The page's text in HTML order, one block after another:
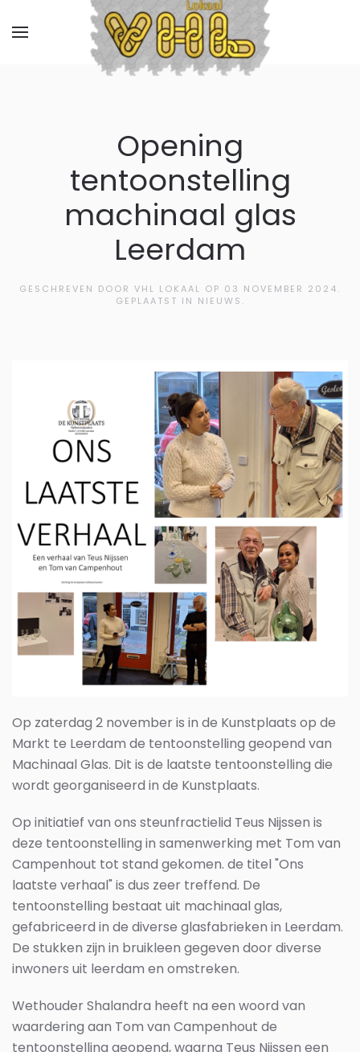
Opening
tentoonstelling
machinaal glas
Leerdam
GESCHREVEN DOOR VHL LOKAAL OP 03 NOVEMBER 2024.
GEPLAATST IN NIEUWS.
Op zaterdag 2 november is in de Kunstplaats op de
Markt te Leerdam de tentoonstelling geopend van
Machinaal Glas. Dit is de laatste tentoonstelling die
wordt georganiseerd in de Kunstplaats.
Op initiatief van ons steunfractielid Teus Nijssen is
deze tentoonstelling in samenwerking met Tom van
Campenhout tot stand gekomen. de titel "Ons
laatste verhaal" is dus zeer treffend. De
tentoonstelling bestaat uit machinaal glas,
gefabriceerd in de diverse glasfabrieken in Leerdam.
De stukken zijn in bruikleen gegeven door diverse
inwoners uit leerdam en omstreken.
Wethouder Shalandra heeft na een woord van
waardering aan Tom van Campenhout de
tentoonstelling geopend, waarna Teus Nijssen een